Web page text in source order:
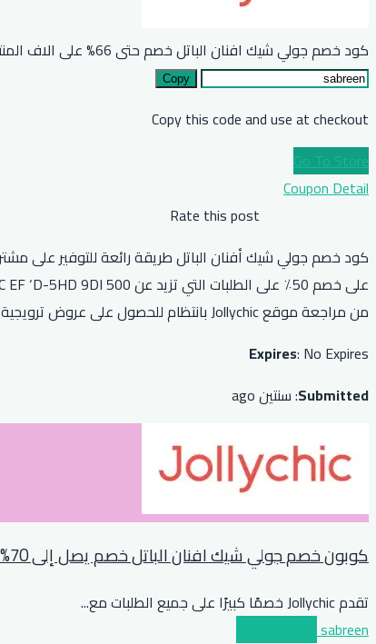
كود خصم جولي شيك افنان الباتل خصم حتى 66% على الاف المنتجات
Copy
Copy this code and use at checkout
Go To Store
Coupon Detail
Rate this post
من مراجعة موقع Jollychic بانتظام للحصول على عروض ترويجية جديدة.
Expires: No Expires
Submitted: سنتين ago
كوبون خصم جولي شيك افنان الباتل خصم يصل إلى 70% على المنزل والاطفال
تقدم Jollychic خصمًا كبيرًا على جميع الطلبات مع
...
sabreen